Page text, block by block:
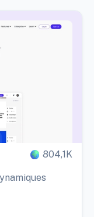
804,1K